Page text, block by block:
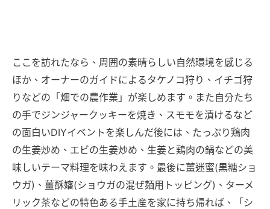
ここを訪れたなら、周囲の素晴らしい自然環境を感じる
ほか、オーナーのガイドによるタケノコ狩り、イチゴ狩
りなどの「畑での農作業」が楽しめます。また自分たち
の手でジンジャークッキーを焼き、スモモを漬けるなど
の面白いDIYイベントを楽しんだ後には、たっぷり鶏肉
の生姜炒め、エビの生姜炒め、生姜と鶏肉の鍋などの美
味しいテーマ料理を味わえます。最後に薑迷蜜(黒糖ショ
ウガ)、薑酥嬸(ショウガの混ぜ麺用トッピング)、ターメ
リック茶などの特色ある手土産を家に持ち帰れば、「シ